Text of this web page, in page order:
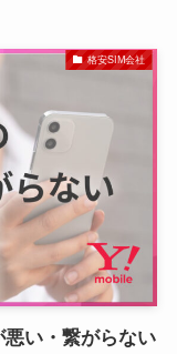
格安SIM会社
い・繋がらない